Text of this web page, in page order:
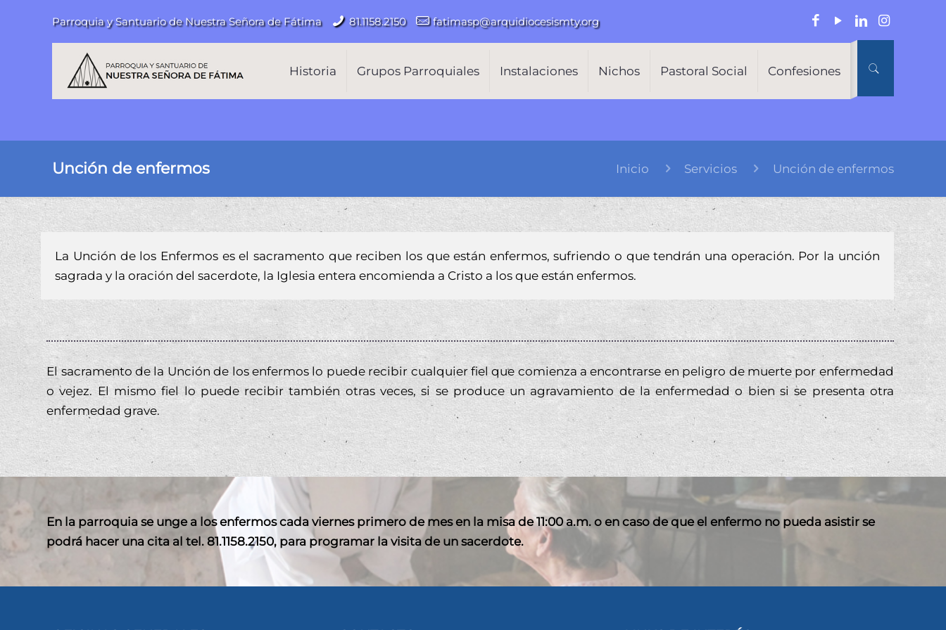
Parroquia y Santuario de Nuestra Señora de Fátima 81.1158.2150 fatimasp@arquidiocesismty.org
Historia Grupos Parroquiales Instalaciones Nichos Pastoral Social Confesiones
Unción de enfermos Inicio Servicios Unción de enfermos
La Unción de los Enfermos es el sacramento que reciben los que están enfermos, sufriendo o que tendrán una operación. Por la unción
sagrada y la oración del sacerdote, la Iglesia entera encomienda a Cristo a los que están enfermos.
El sacramento de la Unción de los enfermos lo puede recibir cualquier fiel que comienza a encontrarse en peligro de muerte por enfermedad
o vejez. El mismo fiel lo puede recibir también otras veces, si se produce un agravamiento de la enfermedad o bien si se presenta otra
enfermedad grave.
En la parroquia se unge a los enfermos cada viernes primero de mes en la misa de 11:00 a.m. o en caso de que el enfermo no pueda asistir se
podrá hacer una cita al tel. 81.1158.2150, para programar la visita de un sacerdote.